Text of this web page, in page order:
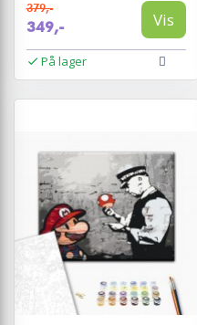
379,-
349,- Vis
På lager